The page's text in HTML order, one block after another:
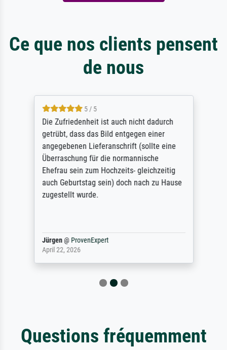
Ce que nos clients pensent
de nous
5 / 5
Die Zufriedenheit ist auch nicht dadurch
getrübt, dass das Bild entgegen einer
angegebenen Lieferanschrift (sollte eine
Überraschung für die normannische
Ehefrau sein zum Hochzeits- gleichzeitig
auch Geburtstag sein) doch nach zu Hause
zugestellt wurde.
Jürgen@ ProvenExpert
April 22, 2026
Questions fréquemment